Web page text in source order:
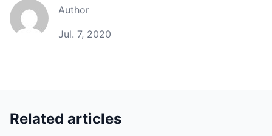
Author
Jul. 7, 2020
Related articles